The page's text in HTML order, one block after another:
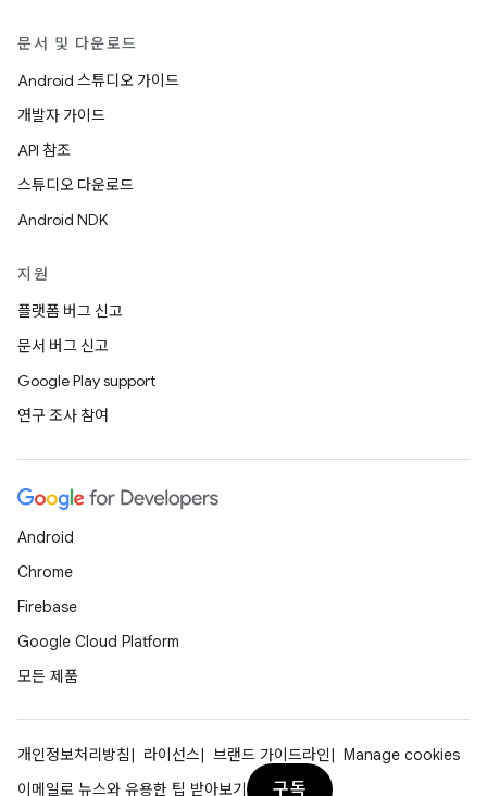
문서 및 다운로드
Android 스튜디오 가이드
개발자 가이드
API 참조
스튜디오 다운로드
Android NDK
지원
플랫폼 버그 신고
문서 버그 신고
Google Play support
연구 조사 참여
Android
Chrome
Firebase
Google Cloud Platform
모든 제품
개인정보처리방침 라이선스 브랜드 가이드라인
Manage cookies
이메일로 뉴스와 유용한 팁 받아보기
구독